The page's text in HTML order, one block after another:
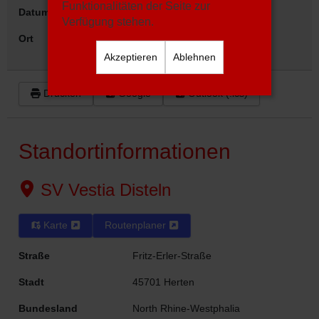
Datum 16.11.202515:15
Ort SV Vestia Disteln
Drucken Google Outlook (.ics)
Standortinformationen
SV Vestia Disteln
Karte Routenplaner
Straße Fritz-Erler-Straße
Stadt 45701 Herten
Bundesland North Rhine-Westphalia
Funktionalitäten der Seite zur
Verfügung stehen.
Akzeptieren Ablehnen